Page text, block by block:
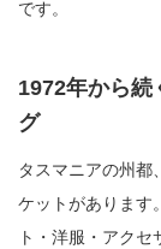
です。
1972年から続
グ
タスマニアの州都
ケットがあります
ト・洋服・アク